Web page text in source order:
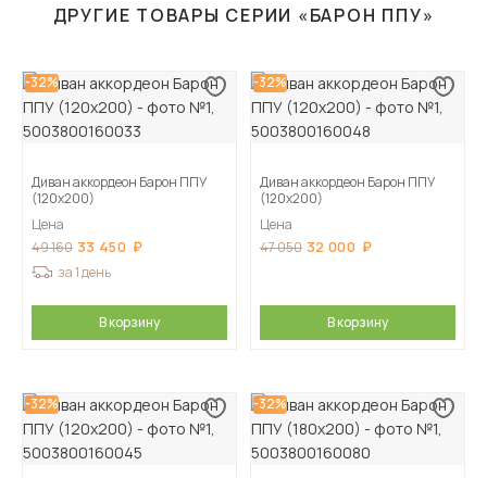
ДРУГИЕ ТОВАРЫ СЕРИИ «БАРОН ППУ»
-32%
Диван аккордеон Барон ППУ
(120х200)
Цена
49 160 33 450
за 1 день
В корзину
-32%
Диван аккордеон Барон ППУ
(120х200)
Цена
47 050 32 000
В корзину
-32% -32%